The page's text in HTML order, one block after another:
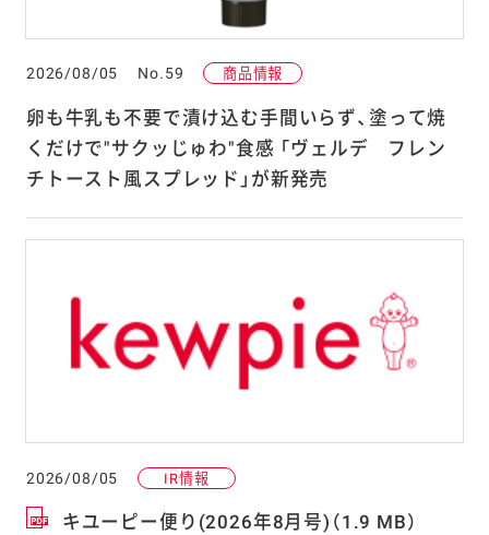
2026/08/05 No.59 商品情報
卵も牛乳も不要で漬け込む手間いらず、塗って焼
くだけで"サクッじゅわ"食感 「ヴェルデ フレン
チトースト風スプレッド」が新発売
2026/08/05 IR情報
キユーピー便り(2026年8月号)（1.9 MB）